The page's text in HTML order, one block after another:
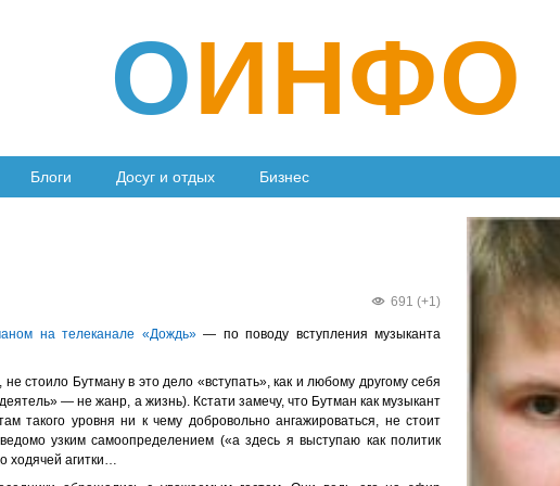
ОИНФО
Блоги Досуг и отдых Бизнес
691 (+1)
на телеканале «Дождь»— по поводу вступления музыканта
стоило Бутману в это дело «вступать», как и любому другому себя
— не жанр, а жизнь). Кстати замечу, что Бутман как музыкант
такого уровня ни к чему добровольно ангажироваться, не стоит
узким самоопределением («а здесь я выступаю как политик
ходячей агитки…